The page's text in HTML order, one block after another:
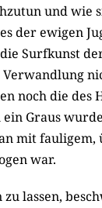
und wie
der ewigen
Surfkunst
noch die des
Graus
mit
war.
lassen,